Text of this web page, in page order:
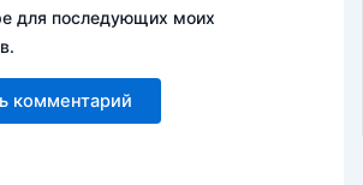
для последующих моих